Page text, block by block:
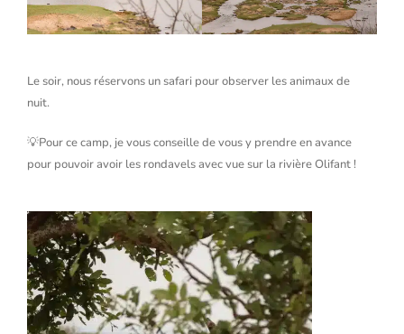
Le soir, nous réservons un safari pour observer les animaux de
nuit.
💡Pour ce camp, je vous conseille de vous y prendre en avance
pour pouvoir avoir les rondavels avec vue sur la rivière Olifant !